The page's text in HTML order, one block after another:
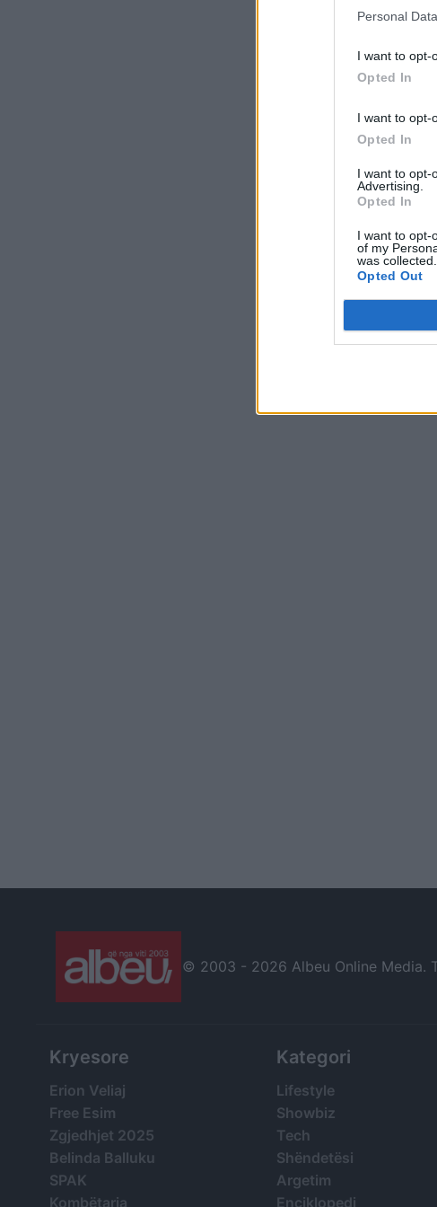
Personal
I want to opt-
Opted In
I want to opt-
Opted In
I want to opt-
Advertising.
Opted In
I want to opt-
of my
was collected.
Opted Out
© 2003 - 2026 Albeu Online Media.
Kryesore
Erion Veliaj
Free Esim
Zgjedhjet 2025
Belinda Balluku
SPAK
Kombëtarja
Kategori
Lifestyle
Showbiz
Tech
Shëndetësi
Argetim
Enciklopedi